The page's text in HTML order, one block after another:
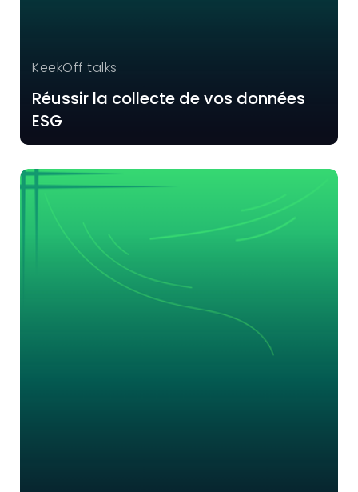
KeekOff talks
Réussir la collecte de vos données
ESG